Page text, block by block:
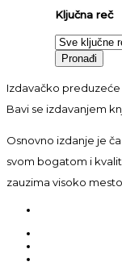
Ključna reč
Izdavačko preduzeće
Bavi se izdavanjem
Osnovno izdanje je
svom bogatom i
zauzima visoko mesto